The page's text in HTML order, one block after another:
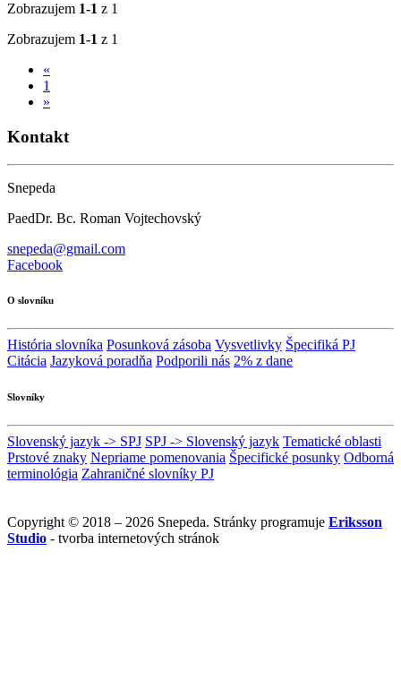
Zobrazujem 1-1 z 1
Zobrazujem 1-1 z 1
«
1
»
Kontakt
Snepeda
PaedDr. Bc. Roman Vojtechovský
snepeda@gmail.com
Facebook
O slovníku
História slovníka Posunková zásoba Vysvetlivky Špecifiká PJ
Citácia Jazyková poradňa Podporili nás 2% z dane
Slovníky
Slovenský jazyk -> SPJ SPJ -> Slovenský jazyk Tematické oblasti
Prstové znaky Nepriame pomenovania Špecifické posunky Odborná
terminológia Zahraničné slovníky PJ
Copyright © 2018 – 2026 Snepeda. Stránky programuje Eriksson
Studio - tvorba internetových stránok